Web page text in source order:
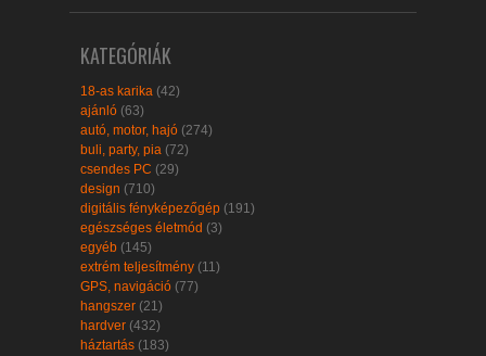
KATEGÓRIÁK
18-as karika (42)
ajánló (63)
autó, motor, hajó (274)
buli, party, pia (72)
csendes PC (29)
design (710)
digitális fényképezőgép (191)
egészséges életmód (3)
egyéb (145)
extrém teljesítmény (11)
GPS, navigáció (77)
hangszer (21)
hardver (432)
háztartás (183)